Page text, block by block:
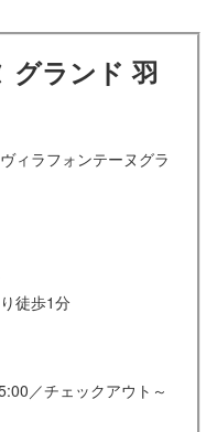
グランド 羽
ィラフォンテーヌグラ
徒歩1分
／チェックアウト～